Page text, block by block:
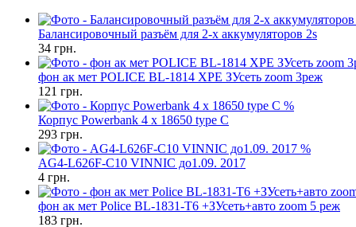
Балансировочный разъём для 2-х аккумуляторов 2s
34 грн.
фон ак мет POLICE BL-1814 XPE ЗУсеть zoom 3реж
121 грн.
%
Корпус Powerbank 4 x 18650 type C
293 грн.
%
AG4-L626F-C10 VINNIC до1.09. 2017
4 грн.
фон ак мет Police BL-1831-T6 +ЗУсеть+авто zoom 5 реж
183 грн.